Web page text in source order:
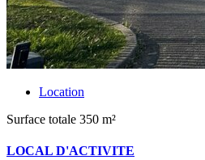
Location
Surface totale 350 m²
LOCAL D'ACTIVITE